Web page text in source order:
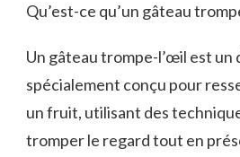
Qu’est-ce qu’un gâteau
Un gâteau trompe-l’œil est un
spécialement conçu pour
un fruit, utilisant des
tromper le regard tout en